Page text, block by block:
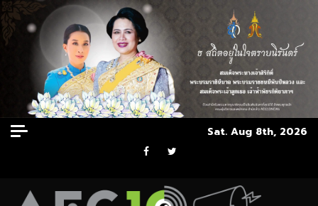
Skip
to
Sat. Aug 8th, 2026
Facebook
Twitter